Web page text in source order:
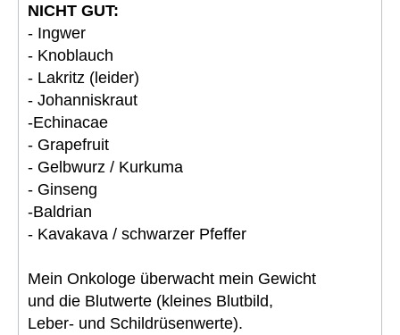
NICHT GUT:
- Ingwer
- Knoblauch
- Lakritz (leider)
- Johanniskraut
-Echinacae
- Grapefruit
- Gelbwurz / Kurkuma
- Ginseng
-Baldrian
- Kavakava / schwarzer Pfeffer
Mein Onkologe überwacht mein Gewicht
und die Blutwerte (kleines Blutbild,
Leber- und Schildrüsenwerte).